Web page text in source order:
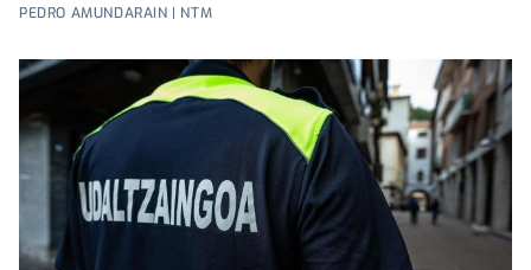
PEDRO AMUNDARAIN | NTM